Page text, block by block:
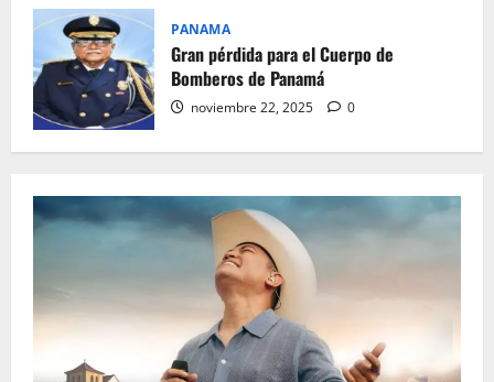
PANAMA
Gran pérdida para el Cuerpo de
Bomberos de Panamá
noviembre 22, 2025 0